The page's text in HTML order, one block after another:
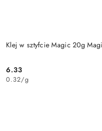
Klej w sztyfcie Magic 20g
Cena:
6.33
0.32/g